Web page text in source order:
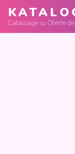
Cataloage cu Oferte